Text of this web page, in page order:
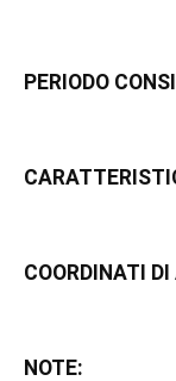
PERIODO
COORDINATI
NOTE: